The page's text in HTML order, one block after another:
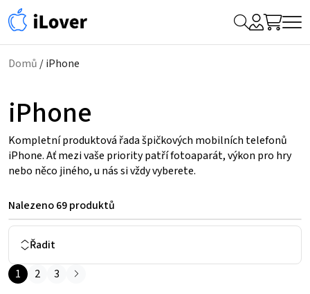
Hledat
My
Domů / iPhone
iPhone
Kompletní produktová řada špičkových mobilních telefonů
iPhone. Ať mezi vaše priority patří fotoaparát, výkon pro hry
nebo něco jiného, u nás si vždy vyberete.
Nalezeno69 produktů
Řadit
1
2 3